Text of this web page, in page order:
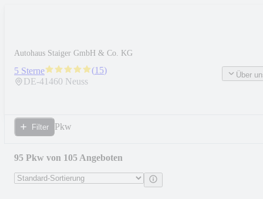
Autohaus Staiger GmbH & Co. KG
5 Sterne (15)
DE-41460 Neuss
Über
Filter Pkw
95 Pkw von 105 Angeboten